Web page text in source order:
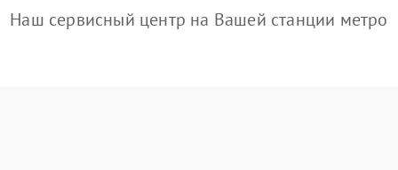
Наш сервисный центр на Вашей станции метро